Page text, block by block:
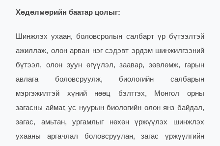
Хөдөлмөрийн баатар цолыг:
Шинжлэх ухаан, боловсролын салбарт үр бүтээлтэй
ажиллаж, олон арван нэг сэдэвт эрдэм шинжилгээний
бүтээл, олон зуун өгүүлэл, заавар, зөвлөмж, гарын
авлага боловсруулж, биологийн салбарын
мэргэжилтэй хүний нөөц бэлтгэх, Монгол орны
загасны аймаг, ус нуурын биологийн олон янз байдал,
загас, амьтан, ургамлыг нөхөн үржүүлэх шинжлэх
ухааны аргачлал боловсруулан, загас үржүүлгийн